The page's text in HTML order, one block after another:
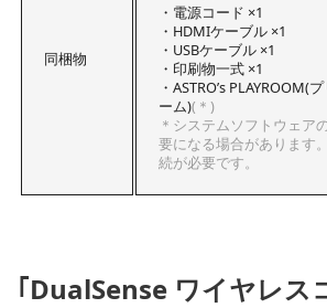
同梱物
・電源コード ×1
・HDMIケーブル ×1
・USBケーブル ×1
・印刷物一式 ×1
・ASTRO’s PLAYROOM(
ーム)(＊)
＊システムソフトウェア
要になる場合があります
続が必要です。
｢DualSense ワイヤレス